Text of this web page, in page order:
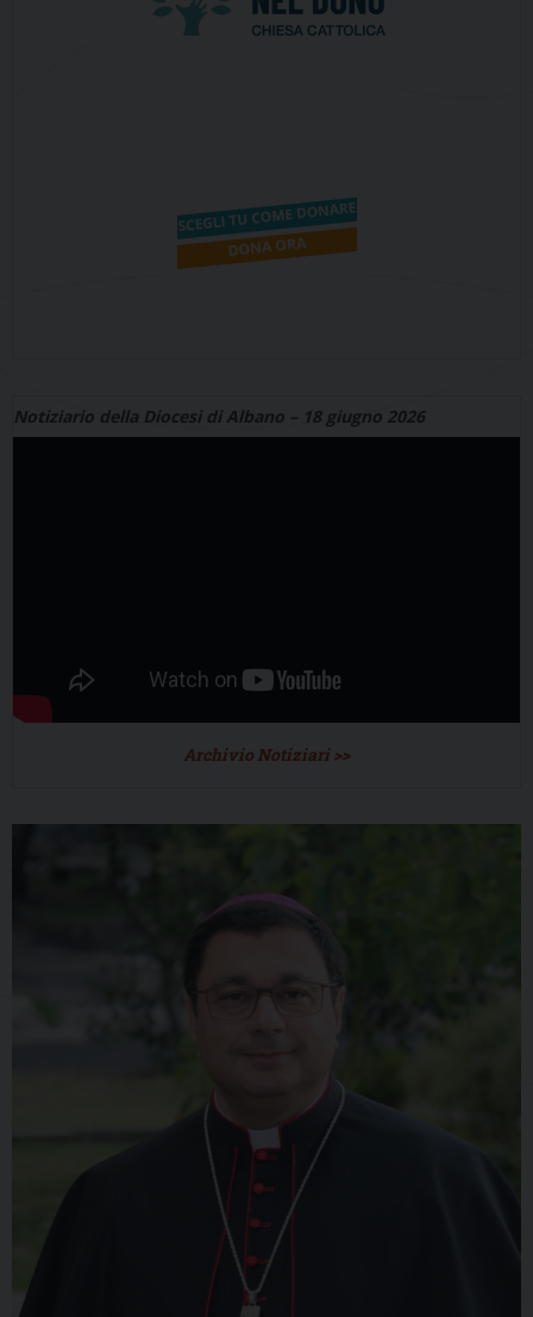
Notiziario della Diocesi di Albano – 18 giugno 2026
Archivio Notiziari >>